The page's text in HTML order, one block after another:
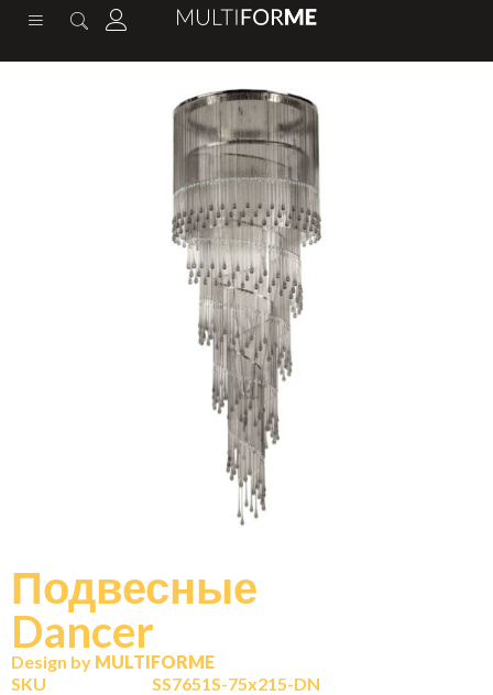
содержимому
Dancer
Design by MULTIFORME
Подвесные
SKU
SS7651S-75x215-DN